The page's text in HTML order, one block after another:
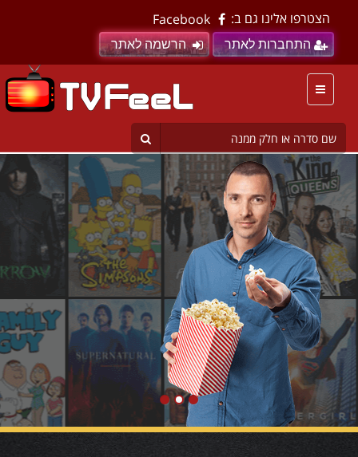
הצטרפו אלינו גם ב: Facebook
התחברות לאתר הרשמה לאתר